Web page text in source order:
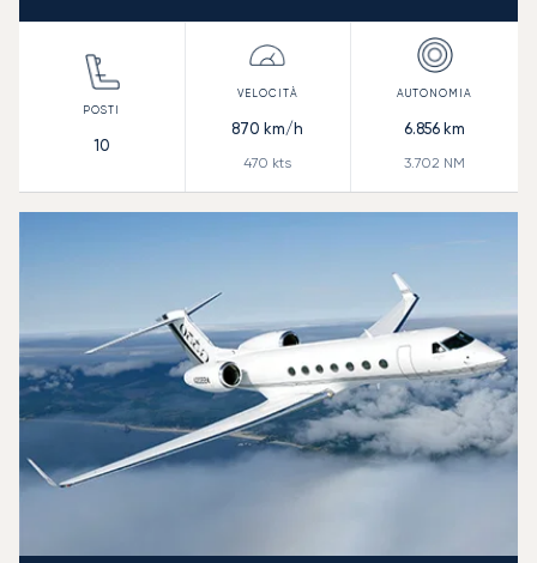
10
870 km/h
470 kts
6.856 km
3.702 NM